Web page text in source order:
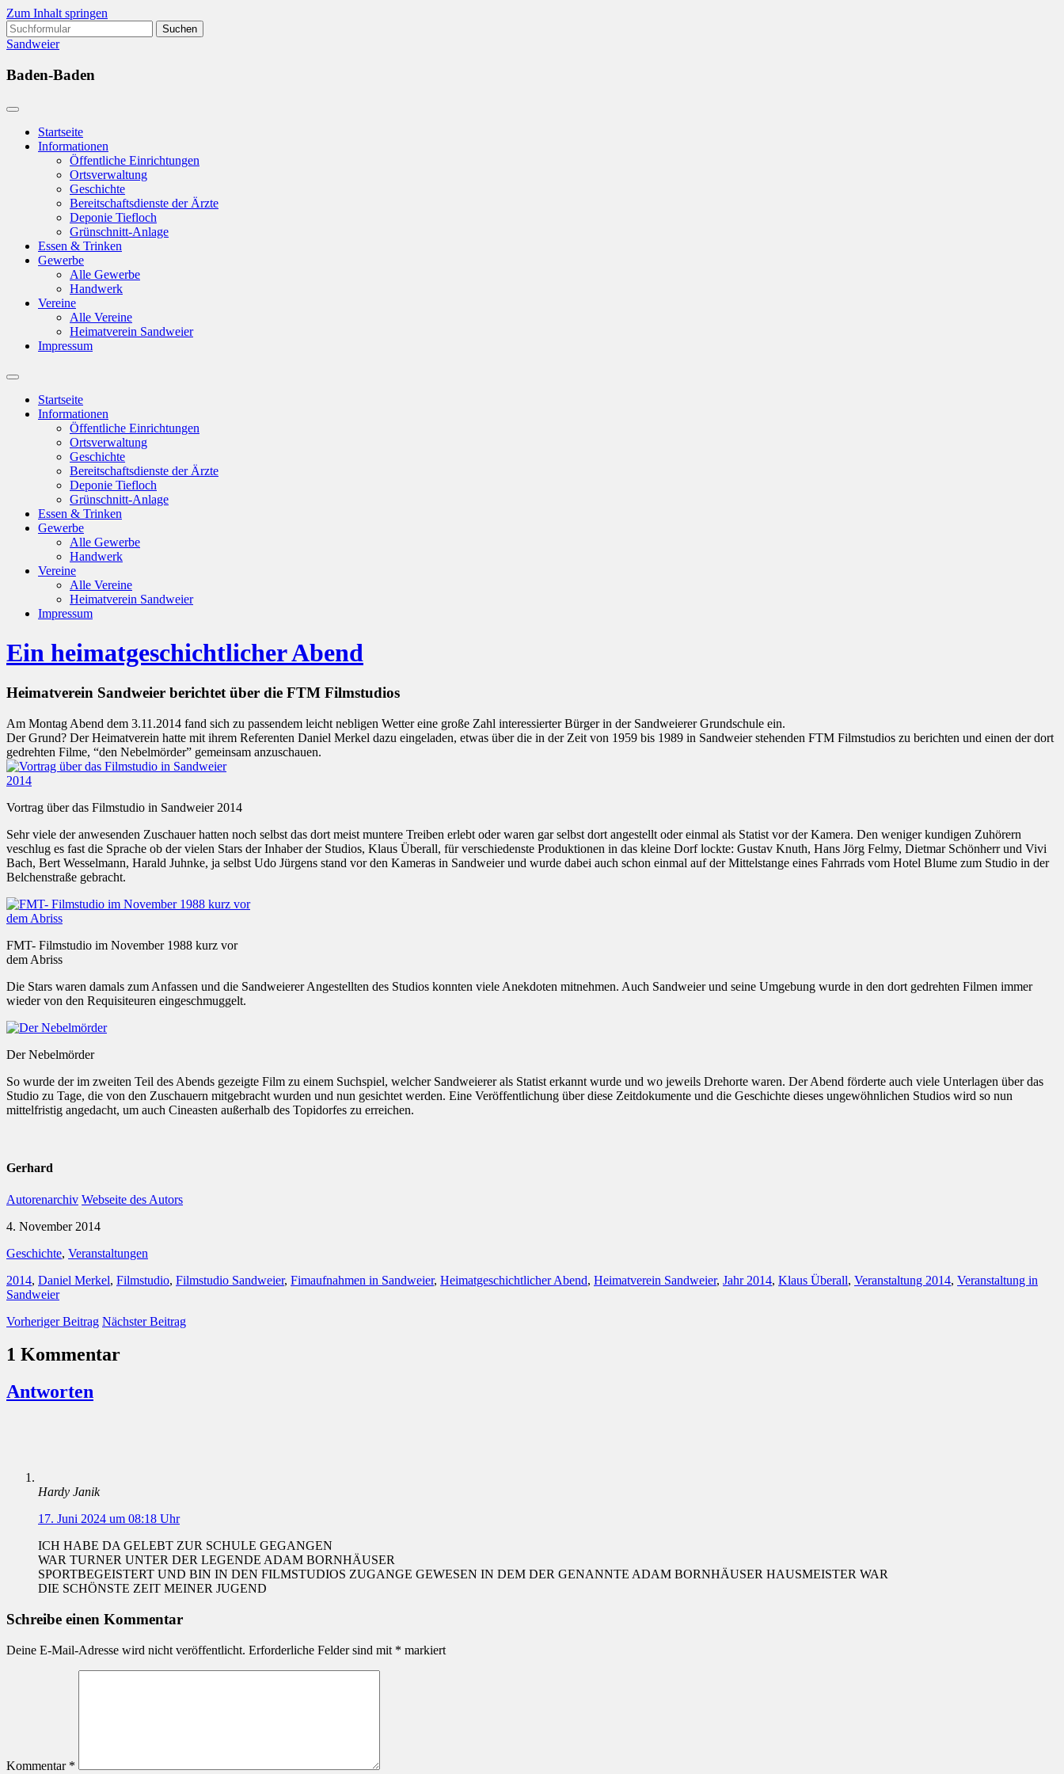
Zum Inhalt springen
Suchen
nach:
Sandweier
Baden-Baden
Startseite
Informationen
Öffentliche Einrichtungen
Ortsverwaltung
Geschichte
Bereitschaftsdienste der Ärzte
Deponie Tiefloch
Grünschnitt-Anlage
Essen & Trinken
Gewerbe
Alle Gewerbe
Handwerk
Vereine
Alle Vereine
Heimatverein Sandweier
Impressum
Suchfeld
ein-/ausblenden
Startseite
Informationen
Öffentliche Einrichtungen
Ortsverwaltung
Geschichte
Bereitschaftsdienste der Ärzte
Deponie Tiefloch
Grünschnitt-Anlage
Essen & Trinken
Gewerbe
Alle Gewerbe
Handwerk
Vereine
Alle Vereine
Heimatverein Sandweier
Impressum
Ein heimatgeschichtlicher Abend
Heimatverein Sandweier berichtet über die FTM Filmstudios
Am Montag Abend dem 3.11.2014 fand sich zu passendem leicht nebligen Wetter eine große Zahl interessierter Bürger in der Sandweierer Grundschule ein.
Der Grund? Der Heimatverein hatte mit ihrem Referenten Daniel Merkel dazu eingeladen, etwas über die in der Zeit von 1959 bis 1989 in Sandweier stehenden FTM Filmstudios zu berichten und einen der dort
gedrehten Filme, “den Nebelmörder” gemeinsam anzuschauen.
Vortrag über das Filmstudio in Sandweier 2014
Sehr viele der anwesenden Zuschauer hatten noch selbst das dort meist muntere Treiben erlebt oder waren gar selbst dort angestellt oder einmal als Statist vor der Kamera. Den weniger kundigen Zuhörern
veschlug es fast die Sprache ob der vielen Stars der Inhaber der Studios, Klaus Überall, für verschiedenste Produktionen in das kleine Dorf lockte: Gustav Knuth, Hans Jörg Felmy, Dietmar Schönherr und Vivi
Bach, Bert Wesselmann, Harald Juhnke, ja selbst Udo Jürgens stand vor den Kameras in Sandweier und wurde dabei auch schon einmal auf der Mittelstange eines Fahrrads vom Hotel Blume zum Studio in der
Belchenstraße gebracht.
FMT- Filmstudio im November 1988 kurz vor
dem Abriss
Die Stars waren damals zum Anfassen und die Sandweierer Angestellten des Studios konnten viele Anekdoten mitnehmen. Auch Sandweier und seine Umgebung wurde in den dort gedrehten Filmen immer
wieder von den Requisiteuren eingeschmuggelt.
Der Nebelmörder
So wurde der im zweiten Teil des Abends gezeigte Film zu einem Suchspiel, welcher Sandweierer als Statist erkannt wurde und wo jeweils Drehorte waren. Der Abend förderte auch viele Unterlagen über das
Studio zu Tage, die von den Zuschauern mitgebracht wurden und nun gesichtet werden. Eine Veröffentlichung über diese Zeitdokumente und die Geschichte dieses ungewöhnlichen Studios wird so nun
mittelfristig angedacht, um auch Cineasten außerhalb des Topidorfes zu erreichen.
Gerhard
Autorenarchiv Webseite des Autors
4. November 2014
Geschichte, Veranstaltungen
2014, Daniel Merkel, Filmstudio, Filmstudio Sandweier, Fimaufnahmen in Sandweier, Heimatgeschichtlicher Abend, Heimatverein Sandweier, Jahr 2014, Klaus Überall, Veranstaltung 2014, Veranstaltung in
Sandweier
Vorheriger Beitrag Nächster Beitrag
1 Kommentar
Antworten
Hardy Janik
17. Juni 2024 um 08:18 Uhr
ICH HABE DA GELEBT ZUR SCHULE GEGANGEN
WAR TURNER UNTER DER LEGENDE ADAM BORNHÄUSER
SPORTBEGEISTERT UND BIN IN DEN FILMSTUDIOS ZUGANGE GEWESEN IN DEM DER GENANNTE ADAM BORNHÄUSER HAUSMEISTER WAR
DIE SCHÖNSTE ZEIT MEINER JUGEND
Schreibe einen Kommentar
Deine E-Mail-Adresse wird nicht veröffentlicht. Erforderliche Felder sind mit * markiert
Kommentar *